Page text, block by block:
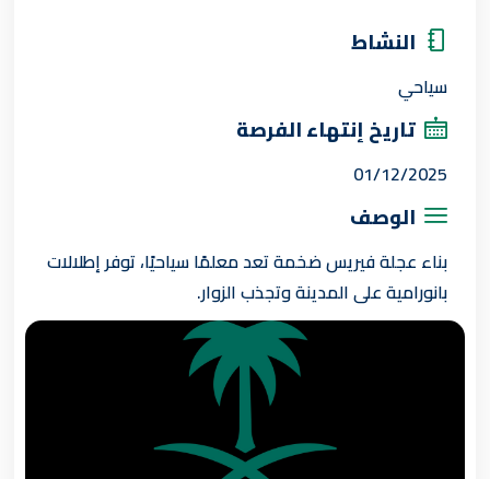
النشاط
سياحي
تاريخ إنتهاء الفرصة
01/12/2025
الوصف
بناء عجلة فيريس ضخمة تعد معلمًا سياحيًا، توفر إطلالات
بانورامية على المدينة وتجذب الزوار.